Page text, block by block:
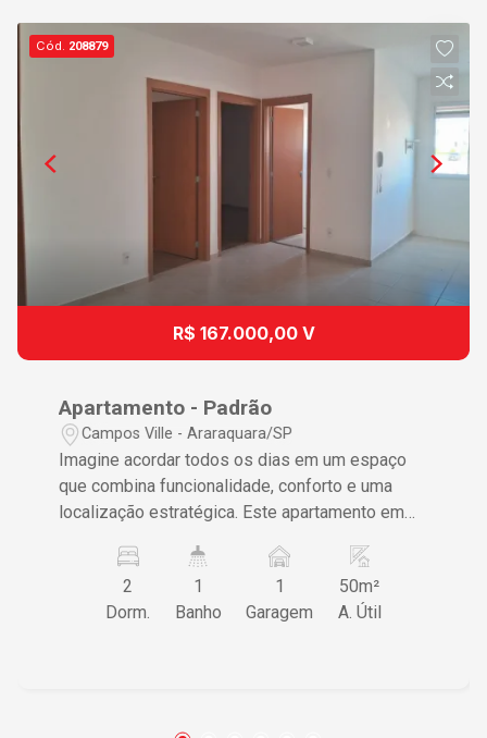
Cód. 208879
R$ 167.000,00 V
Apartamento - Padrão
Campos Ville - Araraquara/SP
Imagine acordar todos os dias em um espaço
que combina funcionalidade, conforto e uma
localização estratégica. Este apartamento em
oportunidade de viver bem e com qualidade,
próximo a importantes pontos de interesse e
conveniências. Características do Imóvel • 2
2
Dorm.
1
Banho
1
Garagem
50m²
A. Útil